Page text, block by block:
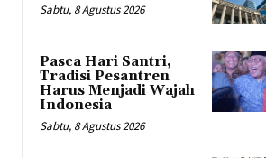
Sabtu, 8 Agustus 2026
Pasca Hari Santri,
Tradisi Pesantren
Harus Menjadi Wajah
Indonesia
Sabtu, 8 Agustus 2026